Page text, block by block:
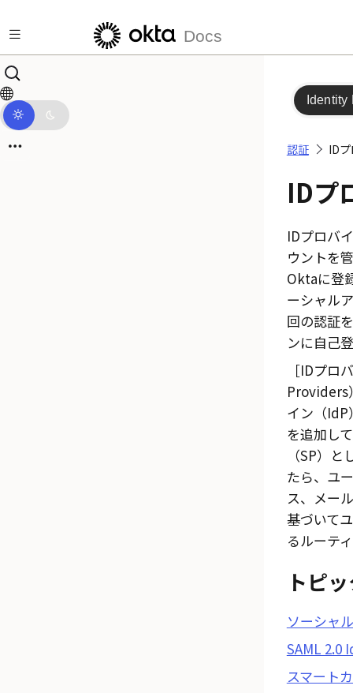
Docs
Identity
認証 ID
IDプ
IDプロバ
ウントを
Oktaに登
ーシャル
回の認証
ンに自己
IDプロ
Providers
イン（IdP
を追加して
（SP）
たら、ユ
ス、メー
基づいて
るルーテ
トピ
ソーシャ
SAML 2.0
スマート